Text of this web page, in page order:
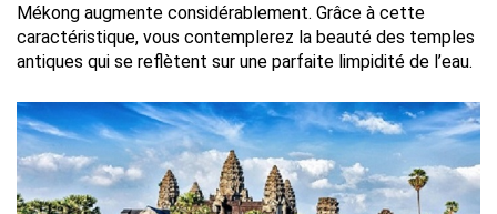
Mékong augmente considérablement. Grâce à cette
caractéristique, vous contemplerez la beauté des temples
antiques qui se reflètent sur une parfaite limpidité de l’eau.